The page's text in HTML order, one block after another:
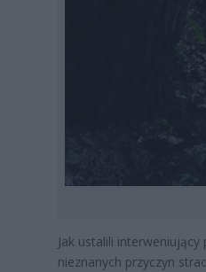
Jak ustalili
nieznanych przyczyn